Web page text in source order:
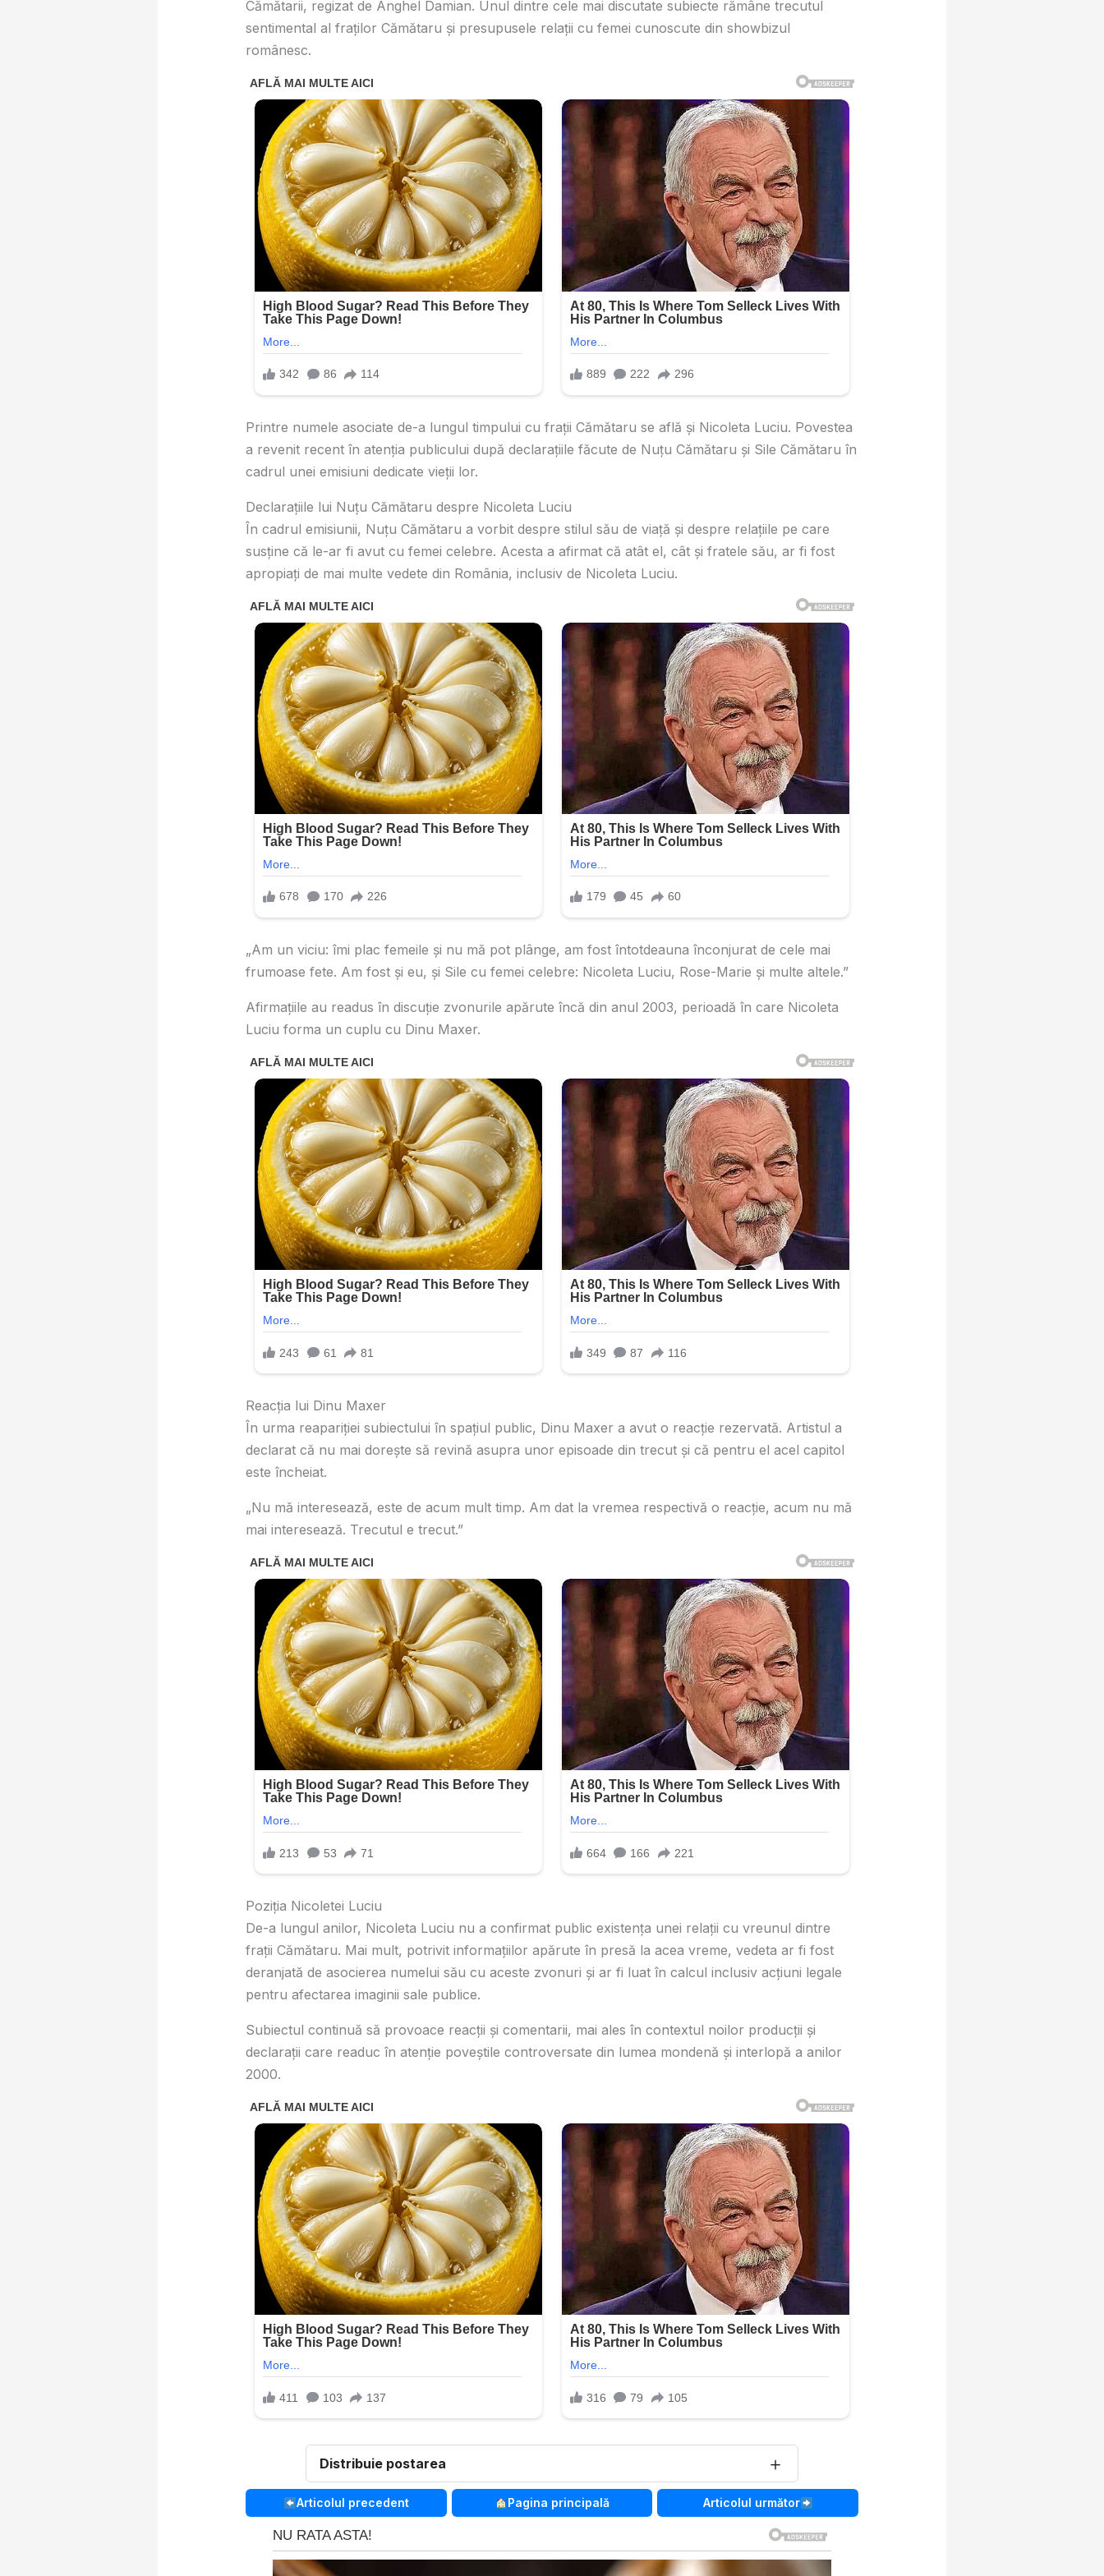
Cămătarii, regizat de Anghel Damian. Unul dintre cele mai discutate subiecte rămâne trecutul
sentimental al fraților Cămătaru și presupusele relații cu femei cunoscute din showbizul
românesc.
Printre numele asociate de-a lungul timpului cu frații Cămătaru se află și Nicoleta Luciu. Povestea
a revenit recent în atenția publicului după declarațiile făcute de Nuțu Cămătaru și Sile Cămătaru în
cadrul unei emisiuni dedicate vieții lor.
Declarațiile lui Nuțu Cămătaru despre Nicoleta Luciu
În cadrul emisiunii, Nuțu Cămătaru a vorbit despre stilul său de viață și despre relațiile pe care
susține că le-ar fi avut cu femei celebre. Acesta a afirmat că atât el, cât și fratele său, ar fi fost
apropiați de mai multe vedete din România, inclusiv de Nicoleta Luciu.
„Am un viciu: îmi plac femeile și nu mă pot plânge, am fost întotdeauna înconjurat de cele mai
frumoase fete. Am fost și eu, și Sile cu femei celebre: Nicoleta Luciu, Rose-Marie și multe altele.”
Afirmațiile au readus în discuție zvonurile apărute încă din anul 2003, perioadă în care Nicoleta
Luciu forma un cuplu cu Dinu Maxer.
Reacția lui Dinu Maxer
În urma reapariției subiectului în spațiul public, Dinu Maxer a avut o reacție rezervată. Artistul a
declarat că nu mai dorește să revină asupra unor episoade din trecut și că pentru el acel capitol
este încheiat.
„Nu mă interesează, este de acum mult timp. Am dat la vremea respectivă o reacție, acum nu mă
mai interesează. Trecutul e trecut.”
Poziția Nicoletei Luciu
De-a lungul anilor, Nicoleta Luciu nu a confirmat public existența unei relații cu vreunul dintre
frații Cămătaru. Mai mult, potrivit informațiilor apărute în presă la acea vreme, vedeta ar fi fost
deranjată de asocierea numelui său cu aceste zvonuri și ar fi luat în calcul inclusiv acțiuni legale
pentru afectarea imaginii sale publice.
Subiectul continuă să provoace reacții și comentarii, mai ales în contextul noilor producții și
declarații care readuc în atenție poveștile controversate din lumea mondenă și interlopă a anilor
2000.
Distribuie postarea ＋
Articolul precedent Pagina principală Articolul următor